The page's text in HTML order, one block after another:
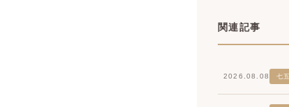
関連記事
2026.08.08 七